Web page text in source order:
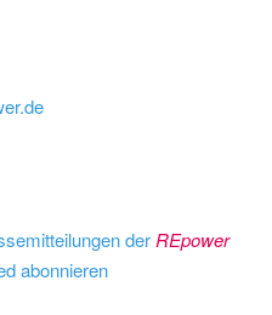
derREpower
abonnieren